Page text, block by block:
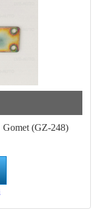
(GZ-248)